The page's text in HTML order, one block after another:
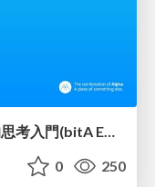
エンジニアでも捗る デザイナー的思考入門(bitA Edit 新ver)
0 250